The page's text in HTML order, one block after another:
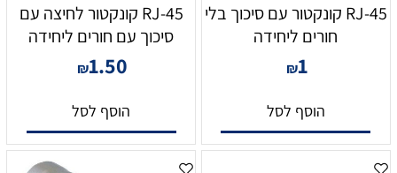
RJ-45 קונקטור עם סיכוך בלי
חורים ליחידה
₪1
הוסף לסל
RJ-45 קונקטור לחיצה עם
סיכוך עם חורים ליחידה
₪1.50
הוסף לסל